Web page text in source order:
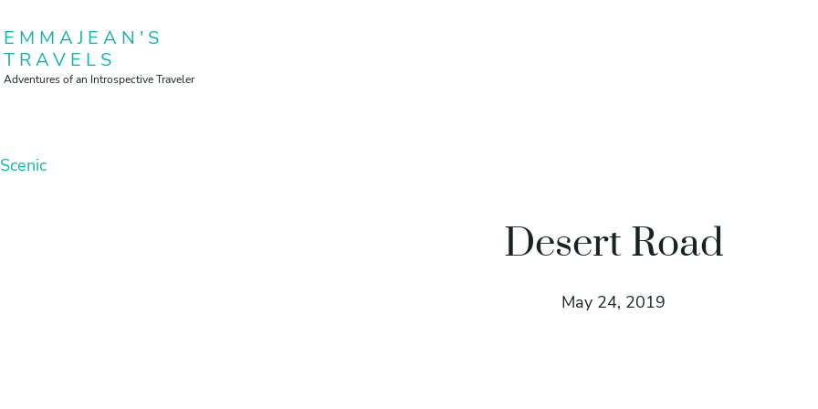
to
content
EMMAJEAN'S
TRAVELS
Adventures of an Introspective Traveler
Scenic
Desert Road
May 24, 2019